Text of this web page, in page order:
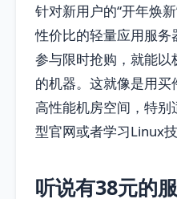
针对新用户的“开年焕
性价比的轻量应用服
参与限时抢购，就能
的机器。这就像是用
高性能机房空间，特
型官网或者学习Linux技
听说有38元的